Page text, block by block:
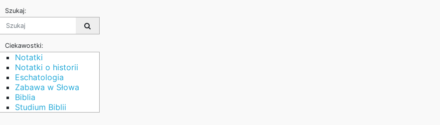
Szukaj:
Ciekawostki:
Notatki
Notatki o historii
Eschatologia
Zabawa w Słowa
Biblia
Studium Biblii